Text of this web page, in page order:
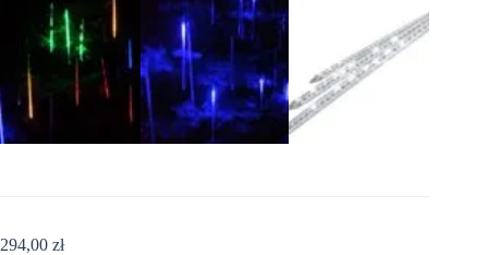
294,00 zł